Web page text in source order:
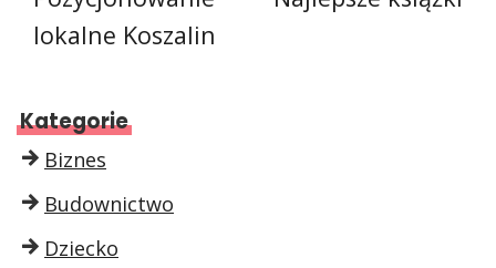
lokalne Koszalin
Kategorie
Biznes
Budownictwo
Dziecko